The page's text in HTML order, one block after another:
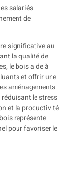
significative au
la qualité de
le bois aide à
et offrir une
aménagements
le stress
et la productivité
représente
pour favoriser le